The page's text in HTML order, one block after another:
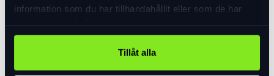
information som du har tillhandahållit eller som de har
Tillåt alla
I lager I lager